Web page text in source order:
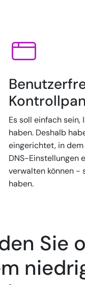
Es soll einfach sein,
haben. Deshalb
eingerichtet, in dem
DNS-Einstellungen
verwalten können -
haben.
Sie